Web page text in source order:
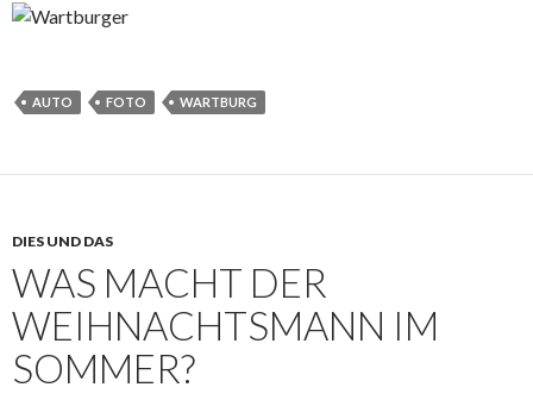
AUTO FOTO WARTBURG
DIES UND DAS
WAS MACHT DER
WEIHNACHTSMANN IM
SOMMER?